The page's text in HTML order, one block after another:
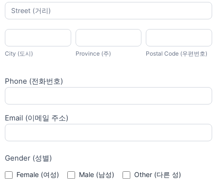
Address
(주
소)
City
시)
City (도시)
Province
Province (주)
Postal
(우
편
Postal Code (우편번호)
Phone (전화번호)
Email (이메일 주소)
Gender (성별)
Female (여성) Male (남성) Other (다른 성)